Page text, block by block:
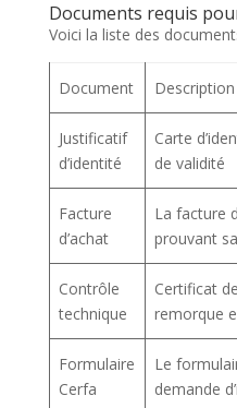
Documents requis
Voici la liste des
Document Description
Justificatif
d’identité
Carte
de validité
Facture
d’achat
La facture
prouvant
Contrôle
technique
Certificat
remorque
Formulaire
Cerfa
Le
demande